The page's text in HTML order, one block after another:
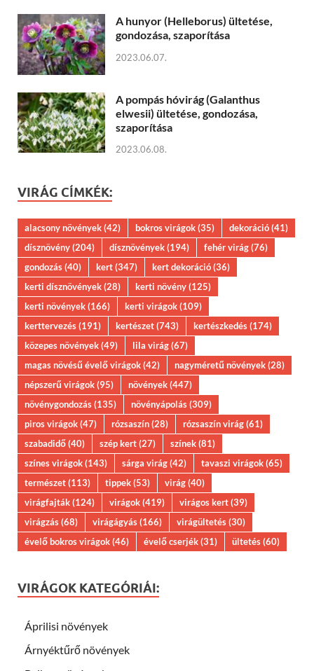
A hunyor (Helleborus) ültetése,
gondozása, szaporítása
2023.06.07.
A pompás hóvirág (Galanthus
elwesii) ültetése, gondozása,
szaporítása
2023.06.08.
VIRÁG CÍMKÉK:
alacsony növények(42) bokros virágok(35) dekoráció(41)
dísznövény(204) dísznövények(194) fehér virág(76)
gondozás(40) kert(347) kert dekoráció(36)
kerti dísznövények(28) kerti növény(125)
kerti növények(166) kerti virágok(109)
kerttervezés(191) kertészet(743) kertészkedés(174)
közepes növények(49) lila virág(67)
magas növésű évelő virágok(42) nagyméretű növények(28)
népszerű virágok(95) növények(447)
növénygondozás(135) növényápolás(309)
piros virágok(47) rózsaszín(28) rózsaszín virág(61)
szabadidő(40) szép kert(27) színek(81)
színes virágok(143) sárga virág(42) tavaszi virágok(65)
természet(113) tippek(53) virág(40)
virágfajták(124) virágok(419) virágos kert(39)
virágzás(68) virágágyás(166) virágültetés(30)
évelő bokros virágok(46) évelő cserjék(31) ültetés(60)
VIRÁGOK KATEGÓRIÁI:
Áprilisi növények
Árnyéktűrő növények